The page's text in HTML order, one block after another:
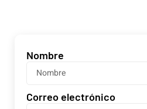
Nombre
Correo electrónico